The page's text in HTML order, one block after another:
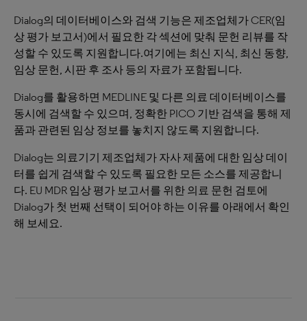
Dialog의 데이터베이스와 검색 기능은 제조업체가 CER(임
상 평가 보고서)에서 필요한 각 섹션에 맞춰 문헌 리뷰를 작
성할 수 있도록 지원합니다.여기에는 최신 지식, 최신 동향,
임상 문헌, 시판 후 조사 등의 자료가 포함됩니다.
Dialog를 활용하면 MEDLINE 및 다른 의료 데이터베이스를
동시에 검색할 수 있으며, 정확한 PICO 기반 검색을 통해 제
품과 관련된 임상 정보를 놓치지 않도록 지원합니다.
Dialog는 의료기기 제조업체가 자사 제품에 대한 임상 데이
터를 쉽게 검색할 수 있도록 필요한 모든 소스를 제공합니
다. EU MDR 임상 평가 보고서를 위한 의료 문헌 검토에
Dialog가 첫 번째 선택이 되어야 하는 이유를 아래에서 확인
해 보세요.